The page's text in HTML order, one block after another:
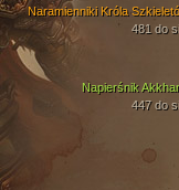
Napierśnik
447 do
Naramienniki Króla
481 do